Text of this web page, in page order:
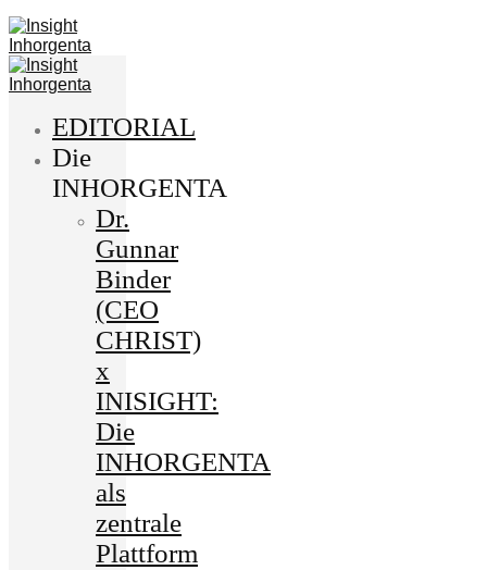
EDITORIAL
Die
INHORGENTA
Dr.
Gunnar
Binder
(CEO
CHRIST)
x
INISIGHT:
Die
INHORGENTA
als
zentrale
Plattform